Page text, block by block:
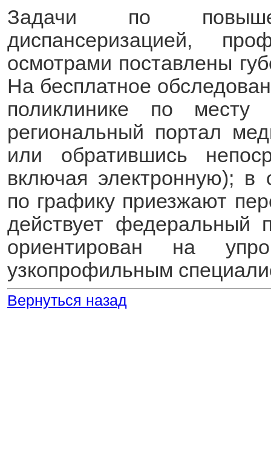
Задачи по
диспансеризацией,
осмотрами поставлены
На бесплатное
поликлинике по месту
региональный портал
или обратившись
включая электронную); в
по графику приезжают
действует федеральный
ориентирован на
узкопрофильным
Вернуться назад